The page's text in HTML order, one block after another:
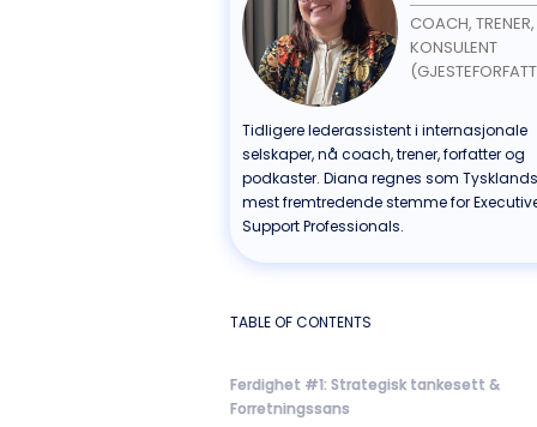
COACH, TRENER,
KONSULENT
Tidligere lederassistent i internasjonale
selskaper, nå coach, trener, forfatter og
podkaster. Diana regnes som Tysklands
mest fremtredende stemme for
Support Professionals.
TABLE OF CONTENTS
Ferdighet #1: Strategisk tankesett &
Forretningssans